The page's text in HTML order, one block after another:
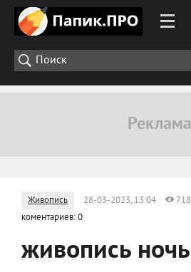
Живопись 28-03-2023, 13:04 718
коментариев: 0
живопись ночь